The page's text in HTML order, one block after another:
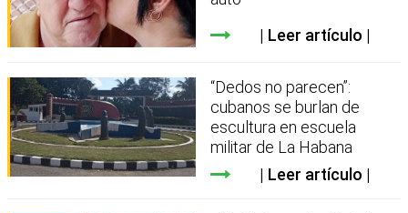
Leer artículo
“Dedos no parecen”:
cubanos se burlan de
escultura en escuela
militar de La Habana
Leer artículo